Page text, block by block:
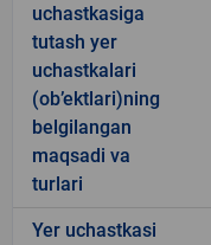
uchastkasiga
tutash yer
uchastkalari
(ob’ektlari)ning
belgilangan
maqsadi va
turlari
Yer uchastkasi